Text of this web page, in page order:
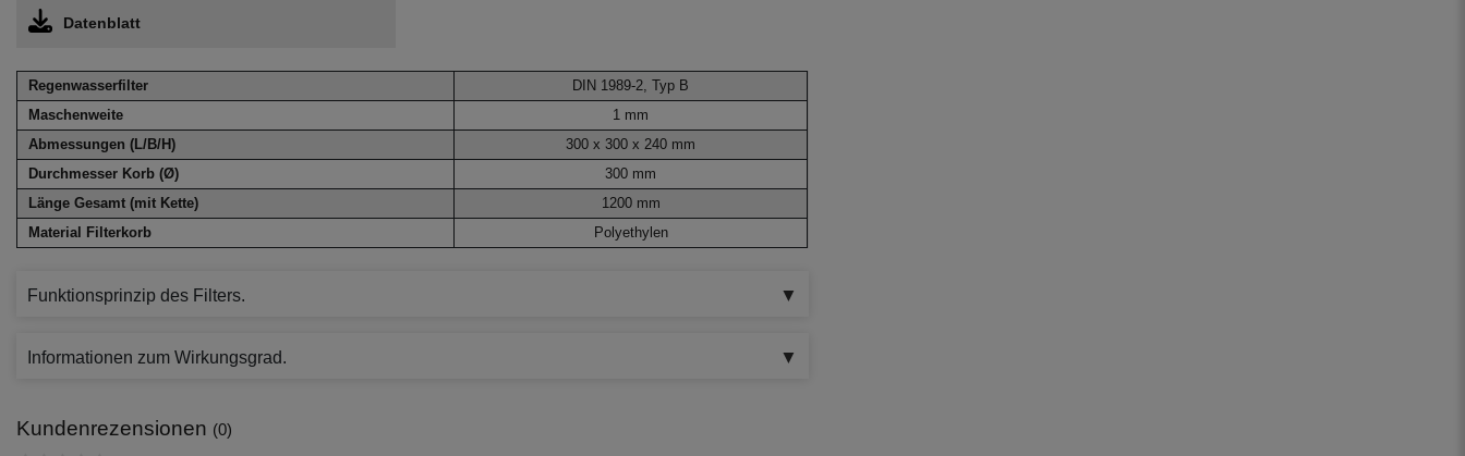
Datenblatt
Regenwasserfilter
DIN 1989-2, Typ B
Maschenweite
1 mm
Abmessungen (L/B/H)
300 x 300 x 240 mm
Durchmesser Korb (Ø)
300 mm
Länge Gesamt (mit Kette)
1200 mm
Material Filterkorb
Polyethylen
Funktionsprinzip des Filters.
Informationen zum Wirkungsgrad.
Kundenrezensionen (0)